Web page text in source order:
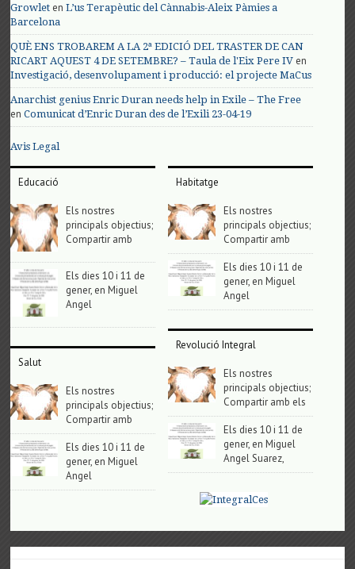
Growlet enL’us Terapèutic del Cànnabis-Aleix Pàmies a
Barcelona
QUÈ ENS TROBAREM A LA 2ª EDICIÓ DEL TRASTER DE CAN
RICART AQUEST 4 DE SETEMBRE? – Taula de l'Eix Pere IV en
Investigació, desenvolupament i producció: el projecte MaCus
Anarchist genius Enric Duran needs help in Exile – The Free
enComunicat d’Enric Duran des de l’Exili 23-04-19
Avis Legal
Educació
Els nostres
principals objectius;
Compartir amb
Els dies 10 i 11 de
gener, en Miguel
Angel
Salut
Els nostres
principals objectius;
Compartir amb
Els dies 10 i 11 de
gener, en Miguel
Angel
Habitatge
Els nostres
principals objectius;
Compartir amb
Els dies 10 i 11 de
gener, en Miguel
Angel
Revolució Integral
Els nostres
principals objectius;
Compartir amb els
Els dies 10 i 11 de
gener, en Miguel
Angel Suarez,